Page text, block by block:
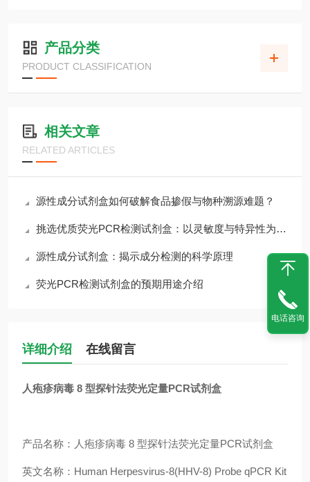
产品分类
PRODUCT CLASSIFICATION
相关文章
RELATED ARTICLES
源性成分试剂盒如何破解食品掺假与物种溯源难题？
挑选优质荧光PCR检测试剂盒：以灵敏度与特异性为核心锚点
源性成分试剂盒：揭示成分检测的科学原理
荧光PCR检测试剂盒的预期用途介绍
详细介绍 在线留言
人疱疹病毒 8 型探针法荧光定量PCR试剂盒
产品名称：人疱疹病毒 8 型探针法荧光定量PCR试剂盒
英文名称：Human Herpesvirus-8(HHV-8) Probe qPCR Kit
电话咨询